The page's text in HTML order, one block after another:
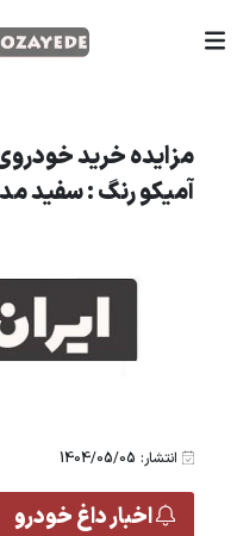
مزایده خرید
آمیکو رنگ : سفید مدل
انتشار: 1404/05/05
اخبار داغ خودرو